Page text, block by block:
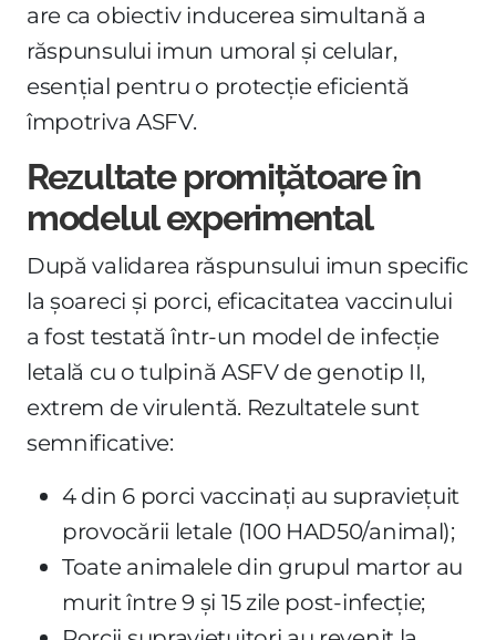
are ca obiectiv inducerea simultană a
răspunsului imun umoral și celular,
esențial pentru o protecție eficientă
împotriva ASFV.
Rezultate promițătoare în
modelul experimental
După validarea răspunsului imun specific
la șoareci și porci, eficacitatea vaccinului
a fost testată într-un model de infecție
letală cu o tulpină ASFV de genotip II,
extrem de virulentă. Rezultatele sunt
semnificative:
4 din 6 porci vaccinați au supraviețuit
provocării letale (100 HAD50/animal);
Toate animalele din grupul martor au
murit între 9 și 15 zile post-infecție;